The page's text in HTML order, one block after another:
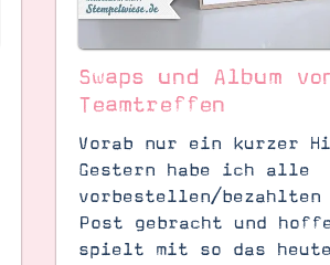
Swaps und Album
Teamtreffen
Vorab nur ein kurzer
Gestern habe ich alle
vorbestellen/bezahlten
Post gebracht und
spielt mit so das